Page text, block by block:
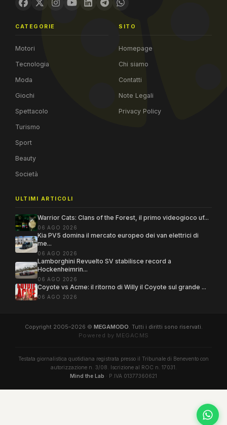
CATEGORIE
Motori
Tecnologia
Moda
Giochi
Spettacolo
Turismo
Sport
Beauty
Società
SITO
Homepage
Chi siamo
Contatti
Note Legali
Privacy Policy
ULTIMI ARTICOLI
Warrior Cats: Clans of the Forest, il primo videogioco uf...
06 AGO 2026
Kia PV5 domina il mercato europeo dei van elettrici di
me...
06 AGO 2026
Lamborghini Revuelto SV stabilisce record a
Hockenheimrin...
06 AGO 2026
Coyote vs Acme: il ritorno di Willy il Coyote sul grande ...
06 AGO 2026
Copyright 2005–2026 © MEGAMODO. Tutti i diritti sono riservati.
Powered by MEGACMS
Testata giornalistica quotidiana registrata presso il Tribunale di Benevento con
autorizzazione n. 3/08. Iscrizione al ROC n. 17031.
Mind the Lab · P.IVA 01377360621